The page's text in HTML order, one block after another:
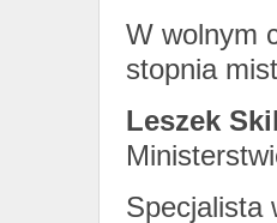
W wolnym
stopnia
Leszek
Specjalista